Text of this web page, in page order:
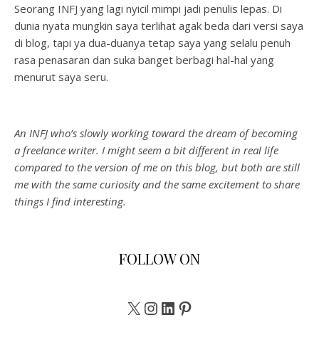
Seorang INFJ yang lagi nyicil mimpi jadi penulis lepas. Di
dunia nyata mungkin saya terlihat agak beda dari versi saya
di blog, tapi ya dua-duanya tetap saya yang selalu penuh
rasa penasaran dan suka banget berbagi hal-hal yang
menurut saya seru.
An INFJ who’s slowly working toward the dream of becoming
a freelance writer. I might seem a bit different in real life
compared to the version of me on this blog, but both are still
me with the same curiosity and the same excitement to share
things I find interesting.
FOLLOW ON
X Instagram
LinkedInPinterest